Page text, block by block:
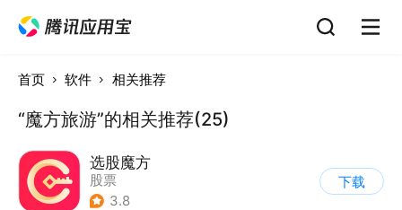
首页 软件 相关推荐
“魔方旅游”的相关推荐(25)
选股魔方
股票
3.8
下载